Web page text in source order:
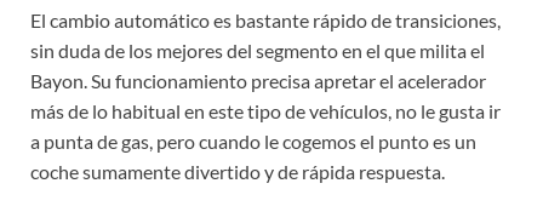
El cambio automático es bastante rápido de transiciones,
sin duda de los mejores del segmento en el que milita el
Bayon. Su funcionamiento precisa apretar el acelerador
más de lo habitual en este tipo de vehículos, no le gusta ir
a punta de gas, pero cuando le cogemos el punto es un
coche sumamente divertido y de rápida respuesta.